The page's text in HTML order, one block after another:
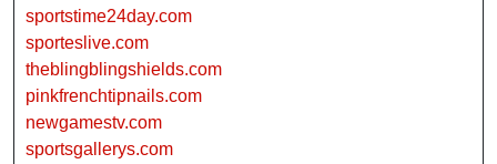
sportstime24day.com
sporteslive.com
theblingblingshields.com
pinkfrenchtipnails.com
newgamestv.com
sportsgallerys.com